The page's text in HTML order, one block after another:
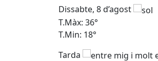
Dissabte, 8 d’agost
T.Màx: 36°
T.Min: 18°
Tarda